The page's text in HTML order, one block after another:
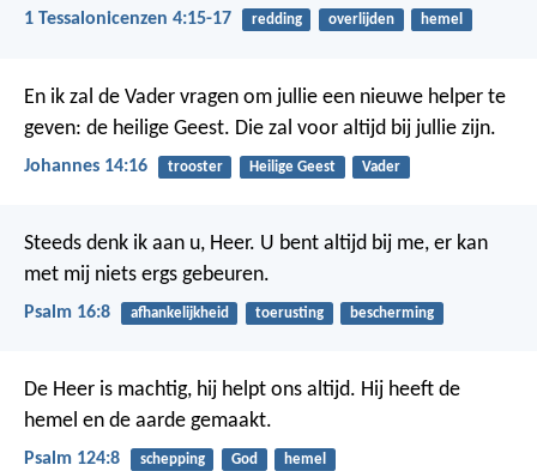
1 Tessalonicenzen 4:15-17 redding overlijden hemel
En ik zal de Vader vragen om jullie een nieuwe helper te
geven: de heilige Geest. Die zal voor altijd bij jullie zijn.
Johannes 14:16 trooster Heilige Geest Vader
Steeds denk ik aan u, Heer. U bent altijd bij me, er kan
met mij niets ergs gebeuren.
Psalm 16:8 afhankelijkheid toerusting bescherming
De Heer is machtig, hij helpt ons altijd. Hij heeft de
hemel en de aarde gemaakt.
Psalm 124:8 schepping God hemel